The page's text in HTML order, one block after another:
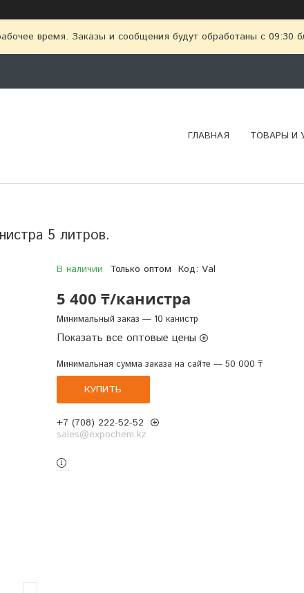
время. Заказы и сообщения будут обработаны с 09:30
ГЛАВНАЯ ТОВАРЫ И
5 литров.
В наличии Только оптом Код: Val
5 400 ₸/канистра
Минимальный заказ — 10 канистр
Показать все оптовые цены
Минимальная сумма заказа на сайте — 50 000 ₸
КУПИТЬ
+7 (708) 222-52-52
sales@expochem.kz